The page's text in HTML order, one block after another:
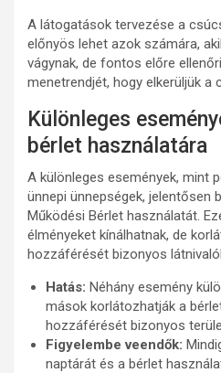
A látogatások tervezése a
előnyös lehet azok számára,
vágynak, de fontos előre
menetrendjét, hogy elkerüljük a
Különleges
bérlet használatára
A különleges események, mint
ünnepi ünnepségek, jelentősen
Működési Bérlet használatát.
élményeket kínálhatnak, de
hozzáférését bizonyos
Hatás: Néhány esemény
mások korlátozhatják a
hozzáférését bizonyos
Figyelembe veendők:
naptárát és a bérlet